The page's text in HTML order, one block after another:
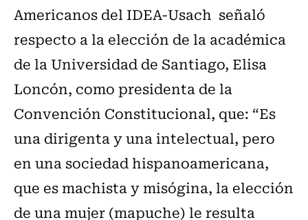
Americanos del IDEA-Usach señaló
respecto a la elección de la académica
de la Universidad de Santiago, Elisa
Loncón, como presidenta de la
Convención Constitucional, que: “Es
una dirigenta y una intelectual, pero
en una sociedad hispanoamericana,
que es machista y misógina, la elección
de una mujer (mapuche) le resulta